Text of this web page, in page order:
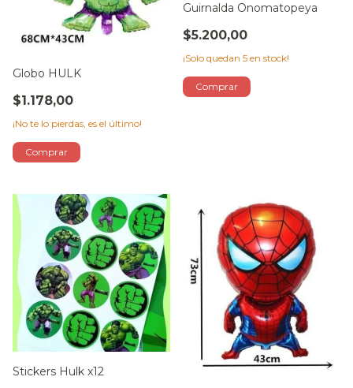
Globo HULK
$1.178,00
¡No te lo pierdas, es el último!
Guirnalda Onomatopeya
$5.200,00
¡Solo quedan 5 en stock!
Stickers Hulk x12